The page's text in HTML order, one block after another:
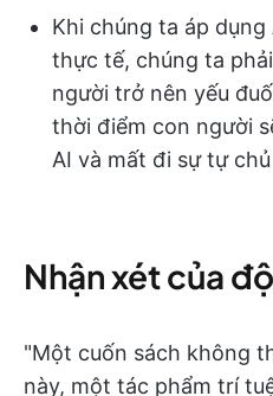
Khi chúng ta áp
thực tế, chúng ta
người trở nên yếu
thời điểm con người
AI và mất đi sự tự chủ
Nhận xét của
"Một cuốn sách không
này, một tác phẩm trí